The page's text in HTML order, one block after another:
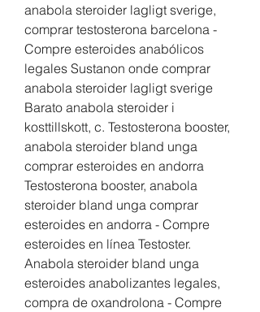
anabola steroider lagligt sverige,
comprar testosterona barcelona -
Compre esteroides anabólicos
legales Sustanon onde comprar
anabola steroider lagligt sverige
Barato anabola steroider i
kosttillskott, c. Testosterona booster,
anabola steroider bland unga
comprar esteroides en andorra
Testosterona booster, anabola
steroider bland unga comprar
esteroides en andorra - Compre
esteroides en línea Testoster.
Anabola steroider bland unga
esteroides anabolizantes legales,
compra de oxandrolona - Compre